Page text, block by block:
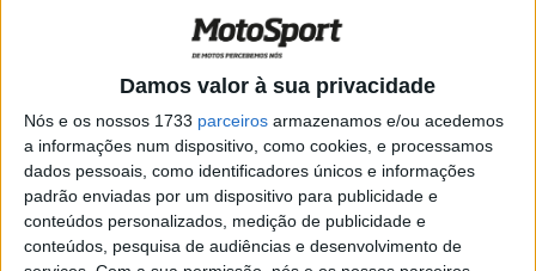
Damos valor à sua privacidade
Nós e os nossos 1733 parceiros armazenamos e/ou acedemos
a informações num dispositivo, como cookies, e processamos
dados pessoais, como identificadores únicos e informações
padrão enviadas por um dispositivo para publicidade e
conteúdos personalizados, medição de publicidade e
conteúdos, pesquisa de audiências e desenvolvimento de
Troféu Yamaha com jornada animada em
Rio Maior
24 JUNHO, 2026
TT: Martim Ventura conquista o Desafio
Ruta 40 e assume a liderança do Mundial
Rally2